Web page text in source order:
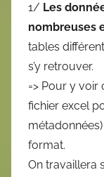
1/ Les
nombreuses
tables
s’y retrouver.
=> Pour y voir
fichier excel
format.
On travaillera